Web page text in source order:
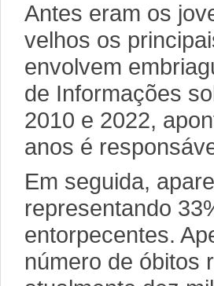
Antes eram os
velhos os
envolvem
de Informações
2010 e 2022,
anos é
Em seguida,
representando
entorpecentes.
número de óbitos